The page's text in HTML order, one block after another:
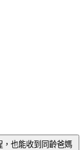
，也能收到同齡爸媽